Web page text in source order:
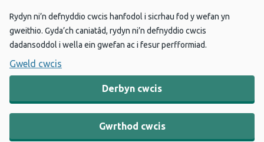
Rydyn ni’n defnyddio cwcis hanfodol i sicrhau fod y wefan yn
gweithio. Gyda’ch caniatâd, rydyn ni’n defnyddio cwcis
dadansoddol i wella ein gwefan ac i fesur perfformiad.
Gweld cwcis
Derbyn cwcis
Gwrthod cwcis